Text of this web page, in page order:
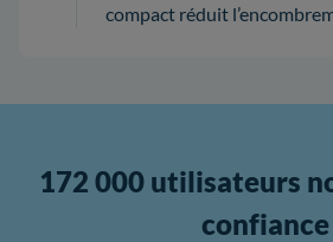
compact réduit
172 000 utilisateurs
confiance